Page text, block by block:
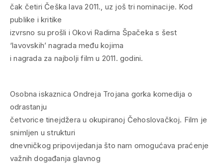
čak četiri Češka lava 2011., uz još tri nominacije. Kod
publike i kritike
izvrsno su prošli i Okovi Radima Špačeka s šest
‘lavovskih’ nagrada među kojima
i nagrada za najbolji film u 2011. godini.
Osobna iskaznica Ondreja Trojana gorka komedija o
odrastanju
četvorice tinejdžera u okupiranoj Čehoslovačkoj. Film je
snimljen u strukturi
dnevničkog pripovijedanja što nam omogućava praćenje
važnih događanja glavnog